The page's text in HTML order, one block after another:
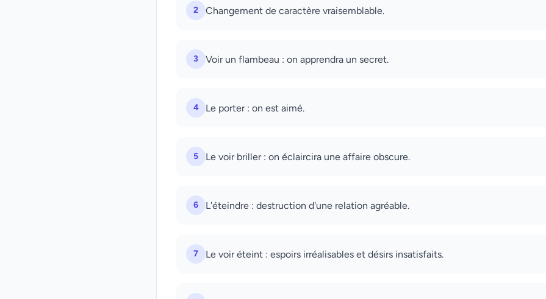
2 Changement de caractère vraisemblable.
3 Voir un flambeau : on apprendra un secret.
4 Le porter : on est aimé.
5 Le voir briller : on éclaircira une affaire obscure.
6 L'éteindre : destruction d'une relation agréable.
7 Le voir éteint : espoirs irréalisables et désirs insatisfaits.